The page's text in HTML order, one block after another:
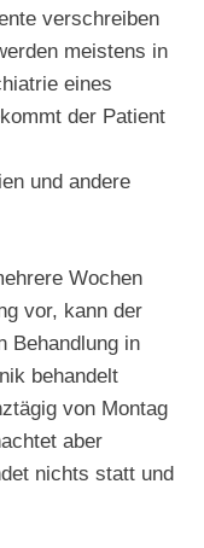
verschreiben
meistens in
eines
der Patient
und andere
Wochen
vor, kann der
Behandlung in
behandelt
von Montag
aber
nichts statt und